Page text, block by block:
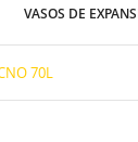
VASOS DE
70L